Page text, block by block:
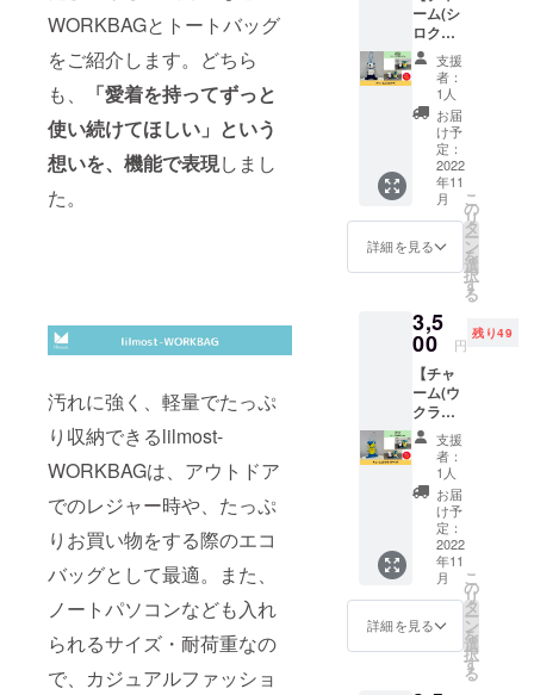
WORKBAGとトートバッグ
をご紹介します。どちら
も、
「愛着を持ってずっと
使い続けてほしい」という
想いを、機能で表現しまし
た。
汚れに強く、軽量でたっぷ
り収納できるlilmost-
WORKBAGは、アウトドア
でのレジャー時や、たっぷ
りお買い物をする際のエコ
バッグとして最適。また、
ノートパソコンなども入れ
られるサイズ・耐荷重なの
で、カジュアルファッショ
お名前
を​
lilmost
のHPで
PRでき
ます。
https://li
lmost.n
載する
お名前
を備考
欄にご
ニック
ネーム
でのご
参加も
できま
す。 ※
掲載期
間は
2022年
11月か
ら1年間
です。
ーム(シ
ロク
マ)】 素
材:無地
C100％
ストラ
イプ
C55％
PE45％
中綿
PE100
％ ●サ
イズ 高
さ:7㎝
幅:125
ラップ
の長さ:
約10㎝
※多少の
差異あ
り ※送
料込み
のお値
段で
す。
支援
者：
1人
お届
け予
定：
2022
年11
月
詳細を見る
こ
の
リ
タ
ー
ン
を
選
択
す
る
3,5
00 円
残り49
【チャ
ーム(ウ
クライ
ナベ
ア)】 素
材:無地
C100％
ストラ
イプ
C55％
PE45％
中綿
PE100
％ ●サ
イズ 高
さ:7㎝
支援
者：
1人
お届
け予
定：
2022
年11
月
詳細を見る
こ
の
リ
タ
ー
ン
を
選
択
す
る